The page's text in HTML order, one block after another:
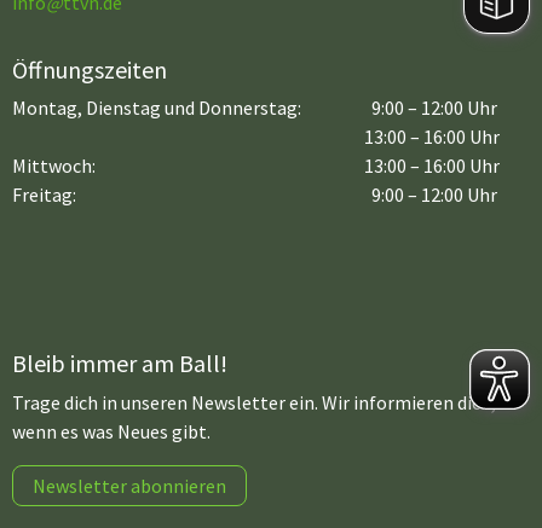
Öffnungszeiten
Montag, Dienstag und Donnerstag:
9:00 – 12:00 Uhr
13:00 – 16:00 Uhr
Mittwoch:
Freitag:
13:00 – 16:00 Uhr
9:00 – 12:00 Uhr
Bleib immer am Ball!
Trage dich in unseren Newsletter ein. Wir informieren dich,
wenn es was Neues gibt.
Newsletter abonnieren